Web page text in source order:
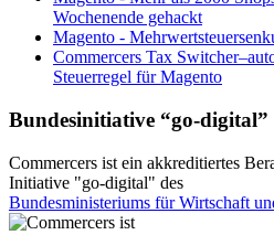
Wochenende gehackt
Magento -
Commercers Tax
Steuerregel für Magento
Bundesinitiative “go-digital”
Commercers ist ein akkreditiertes
Initiative "go-digital" des
Bundesministeriums für Wirtschaft